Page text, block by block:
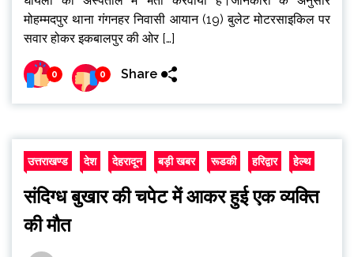
मोहम्मदपुर थाना गंगनहर निवासी आयान (19) बुलेट मोटरसाइकिल पर
सवार होकर इकबालपुर की ओर […]
0 0 Share
उत्तराखण्ड देश देहरादून बड़ी खबर रूडकी हरिद्वार हेल्थ
संदिग्ध बुखार की चपेट में आकर हुई एक व्यक्ति
की मौत